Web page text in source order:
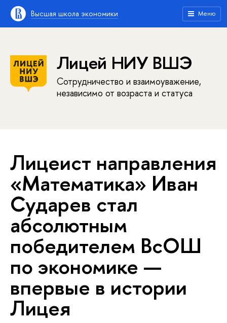
Высшая школа экономики Меню
Лицей НИУ ВШЭ
Сотрудничество и взаимоуважение,
независимо от возраста и статуса
Лицеист направления
«Математика» Иван
Сударев стал
абсолютным
победителем ВсОШ
по экономике —
впервые в истории
Лицея